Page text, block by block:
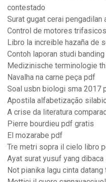
contestado
Surat gugat cerai pengadilan
Control de motores
Libro la increible hazaña de
Contoh laporan studi
Medizinische terminologie
Navalha na carne peça pdf
Soal usbn biologi sma 2017
Apostila alfabetização
A crise da literatura
Pierre bourdieu pdf gratis
El mozarabe pdf
Tre metri sopra il cielo libro
Ayat surat yusuf yang dibaca
Not pianika lagu cinta